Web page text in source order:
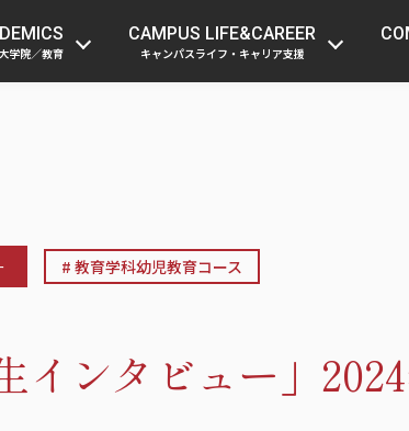
学院／教育
CAMPUS LIFE&CAREER
キャンパスライフ・キャリア支援
教育学科幼児教育コース
インタビュー」